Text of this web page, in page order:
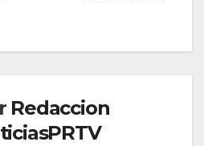
Redaccion